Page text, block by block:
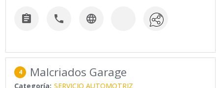
  
4 Malcriados Garage
Categoría: SERVICIO AUTOMOTRIZ